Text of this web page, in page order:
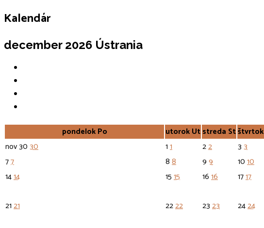
Kalendár
december 2026 Ústrania
pondelok Po utorokUtstreda Stštvrtok
nov3030 11 22 33
77 88 99 1010
1414 1515 1616 1717
2121 2222 2323 2424